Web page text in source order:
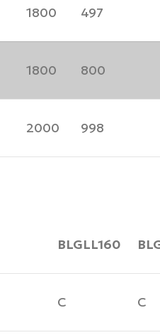
1800 497
1800 800
2000 998
BLGLL160
C C